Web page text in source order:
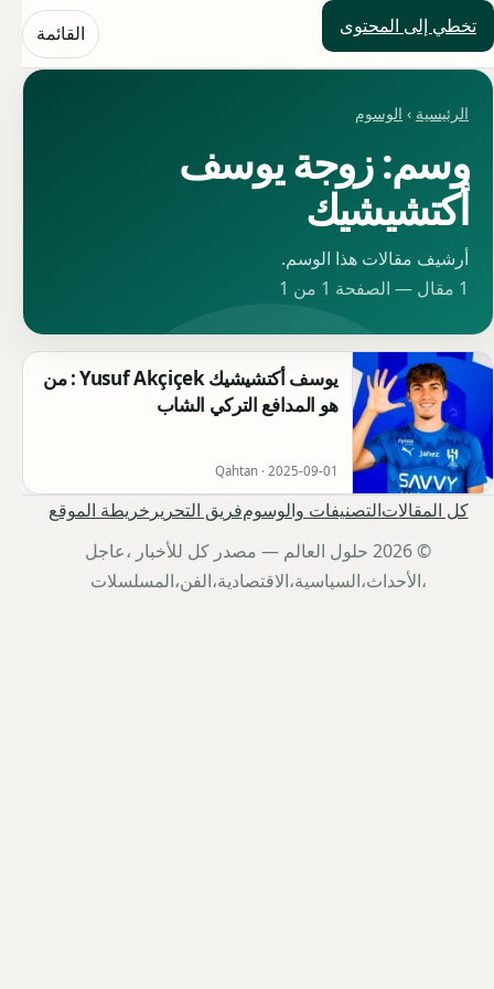
تخطي إلى المحتوى
حلول العالم القائمة
الرئيسية › الوسوم
وسم: زوجة يوسف
أكتشيشيك
أرشيف مقالات هذا الوسم.
1 مقال — الصفحة 1 من 1
يوسف أكتشيشيك Yusuf Akçiçek : من
هو المدافع التركي الشاب
Qahtan · 2025-09-01
كل المقالاتالتصنيفات والوسومفريق التحرير خريطة الموقع
© 2026 حلول العالم — مصدر كل للأخبار ،عاجل
،الأحداث،السياسية،الاقتصادية،الفن،المسلسلات